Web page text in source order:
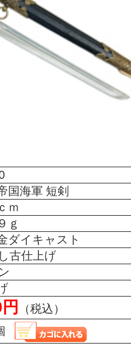
国海軍 短剣
ｍ
ｇ
ダイキャスト
古仕上げ
（税込）